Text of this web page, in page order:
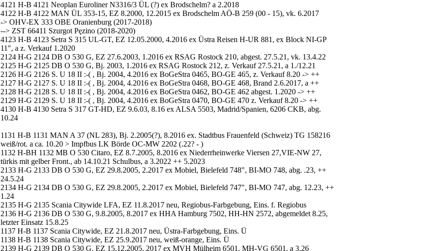
4121 H-B 4121 Neoplan Euroliner N3316/3 ÜL (?) ex Brodschelm? a 2.2018
4122 H-B 4122 MAN ÜL 353-15, EZ 8.2000, 12.2015 ex Brodschelm AÖ-B 259 (00 - 15), vk. 6.2017
-> OHV-EX 333 OBE Oranienburg (2017-2018)
--> ZST 66411 Szurgot Pęzino (2018-2020)
4123 H-B 4123 Setra S 315 UL-GT, EZ 12.05.2000, 4.2016 ex Üstra Reisen H-UR 881, ex Block NI-GP
11", a z. Verkauf 1.2020
2124 H-G 2124 DB O 530 G, EZ 27.6.2003, 1.2016 ex RSAG Rostock 210, abgest. 27.5.21, vk. 13.4.22
2125 H-G 2125 DB O 530 G, Bj. 2003, 1.2016 ex RSAG Rostock 212, z. Verkauf 27.5.21, a 1./12.21
2126 H-G 2126 S. U 18 II :-( , Bj. 2004, 4.2016 ex BoGeStra 0465, BO-GE 465, z. Verkauf 8.20 -> ++
2127 H-G 2127 S. U 18 II :-( , Bj. 2004, 4.2016 ex BoGeStra 0468, BO-GE 468, Brand 2.6.2017, a ++
2128 H-G 2128 S. U 18 II :-( , Bj. 2004, 4.2016 ex BoGeStra 0462, BO-GE 462 abgest. 1.2020 -> ++
2129 H-G 2129 S. U 18 II :-( , Bj. 2004, 4.2016 ex BoGeStra 0470, BO-GE 470 z. Verkauf 8.20 -> ++
4130 H-B 4130 Setra S 317 GT-HD, EZ 9.6.03, 8.16 ex ALSA 5503, Madrid/Spanien, 6206 CKB, abg.
10.24
1131 H-B 1131 MAN A 37 (NL 283), Bj. 2.2005(?), 8.2016 ex. Stadtbus Frauenfeld (Schweiz) TG 158216
weiß/rot. a ca. 10.20 > Impfbus LK Börde OC-MW 2202 (.22? - )
1132 H-BH 1132 MB O 530 Citaro, EZ 8.7.2005, 8.2016 ex Niederrheinwerke Viersen 27,VIE-NW 27,
türkis mit gelber Front., ab 14.10.21 Schulbus, a 3.2022 ++ 5.2023
2133 H-G 2133 DB O 530 G, EZ 29.8.2005, 2.2017 ex Mobiel, Bielefeld 748", BI-MO 748, abg. .23, ++
24.5.24
2134 H-G 2134 DB O 530 G, EZ 29.8.2005, 2.2017 ex Mobiel, Bielefeld 747", BI-MO 747, abg. 12.23, ++
1.24
2135 H-G 2135 Scania Citywide LFA, EZ 11.8.2017 neu, Regiobus-Farbgebung, Eins. f. Regiobus
2136 H-G 2136 DB O 530 G, 9.8.2005, 8.2017 ex HHA Hamburg 7502, HH-HN 2572, abgemeldet 8.25,
letzter Einsatz 15.8.25
1137 H-B 1137 Scania Citywide, EZ 21.8.2017 neu, Üstra-Farbgebung, Eins. Ü
1138 H-B 1138 Scania Citywide, EZ 25.9.2017 neu, weiß-orange, Eins. Ü
2139 H-G 2139 DB O 530 G. EZ 15.12.2005, 2017 ex MVH Mülheim 6501, MH-VG 6501, a 3.26